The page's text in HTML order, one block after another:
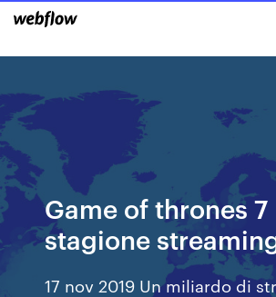
Game of thrones 7
stagione
17 nov 2019 Un miliardo di